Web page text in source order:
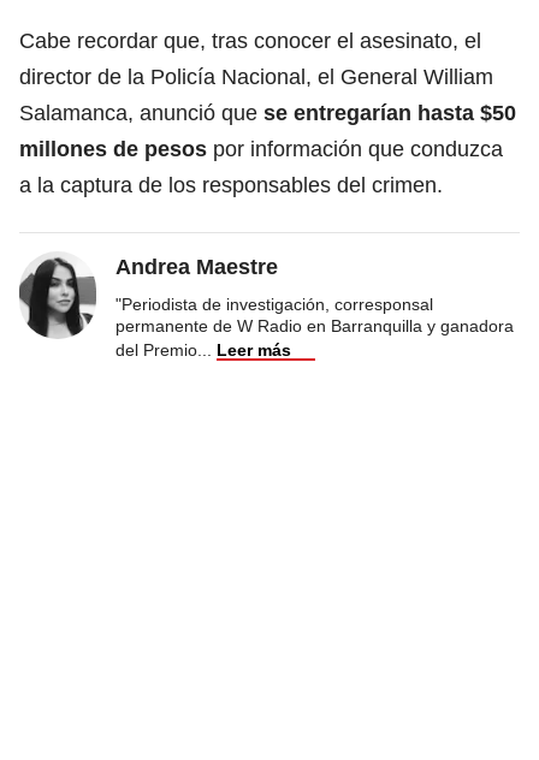
Cabe recordar que, tras conocer el asesinato, el
director de la Policía Nacional, el General William
Salamanca, anunció que se entregarían hasta $50
millones de pesos por información que conduzca
a la captura de los responsables del crimen.
Andrea Maestre
"Periodista de investigación, corresponsal
permanente de W Radio en Barranquilla y ganadora
del Premio
Leer más